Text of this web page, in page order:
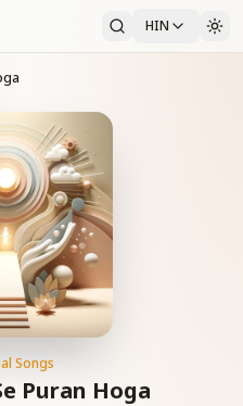
HIN
Songs
Puran Hoga